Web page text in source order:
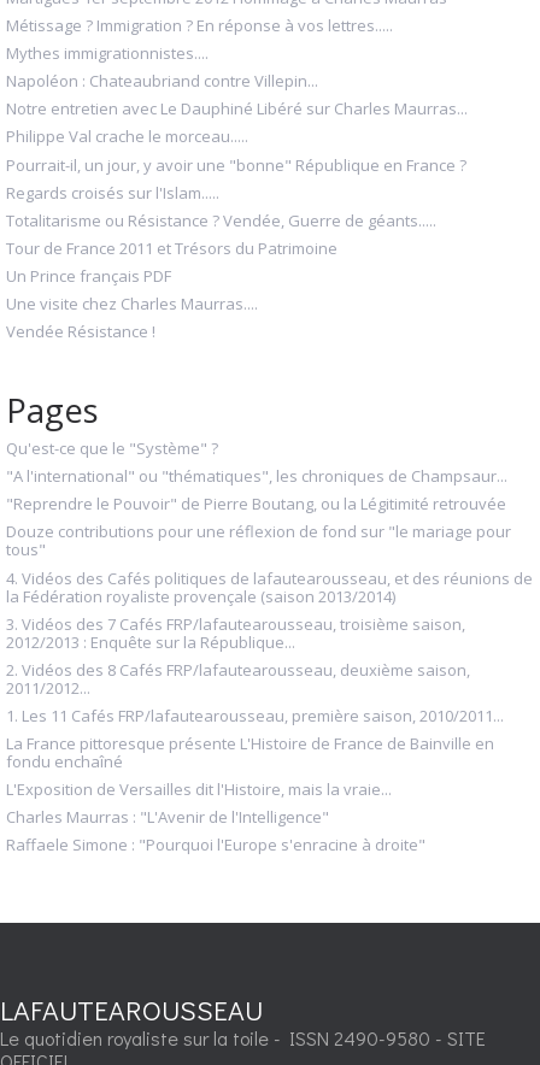
Métissage ? Immigration ? En réponse à vos lettres.....
Mythes immigrationnistes....
Napoléon : Chateaubriand contre Villepin...
Notre entretien avec Le Dauphiné Libéré sur Charles Maurras...
Philippe Val crache le morceau.....
Pourrait-il, un jour, y avoir une "bonne" République en France ?
Regards croisés sur l'Islam.....
Totalitarisme ou Résistance ? Vendée, Guerre de géants.....
Tour de France 2011 et Trésors du Patrimoine
Un Prince français PDF
Une visite chez Charles Maurras....
Vendée Résistance !
Pages
Qu'est-ce que le "Système" ?
"A l'international" ou "thématiques", les chroniques de Champsaur...
"Reprendre le Pouvoir" de Pierre Boutang, ou la Légitimité retrouvée
Douze contributions pour une réflexion de fond sur "le mariage pour
tous"
4. Vidéos des Cafés politiques de lafautearousseau, et des réunions de
la Fédération royaliste provençale (saison 2013/2014)
3. Vidéos des 7 Cafés FRP/lafautearousseau, troisième saison,
2012/2013 : Enquête sur la République...
2. Vidéos des 8 Cafés FRP/lafautearousseau, deuxième saison,
2011/2012...
1. Les 11 Cafés FRP/lafautearousseau, première saison, 2010/2011...
La France pittoresque présente L'Histoire de France de Bainville en
fondu enchaîné
L'Exposition de Versailles dit l'Histoire, mais la vraie...
Charles Maurras : "L'Avenir de l'Intelligence"
Raffaele Simone : "Pourquoi l'Europe s'enracine à droite"
LAFAUTEAROUSSEAU
Le quotidien royaliste sur la toile - ISSN 2490-9580 - SITE